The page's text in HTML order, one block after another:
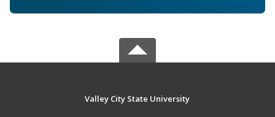
Valley City State University